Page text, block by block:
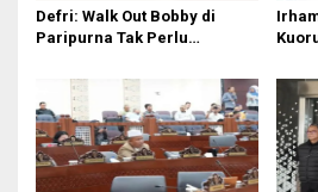
Defri: Walk Out Bobby di
Paripurna Tak Perlu
Kourum